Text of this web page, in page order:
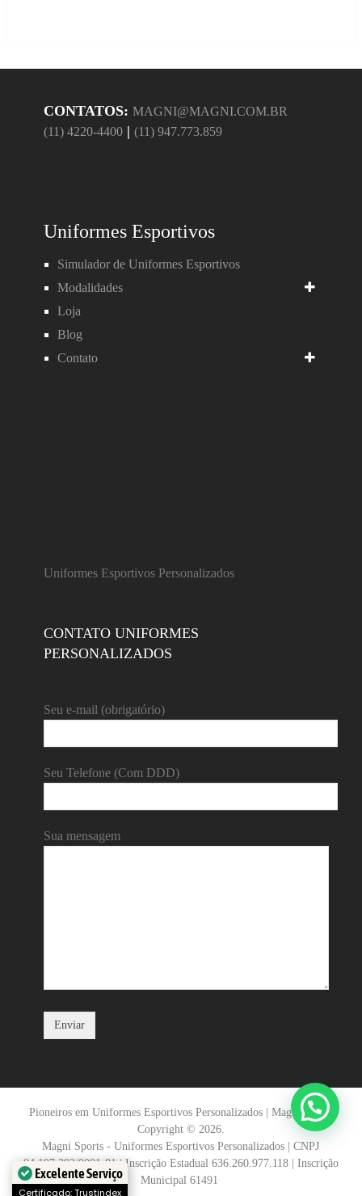
CONTATOS: MAGNI@MAGNI.COM.BR
(11) 4220-4400| (11) 947.773.859
Uniformes Esportivos
Simulador de Uniformes Esportivos
Modalidades
Loja
Blog
Contato
Uniformes Esportivos Personalizados
CONTATO UNIFORMES
PERSONALIZADOS
Seu e-mail (obrigatório)
Seu Telefone (Com DDD)
Sua mensagem
Pioneiros em Uniformes Esportivos Personalizados | Magni Sports
Copyright © 2026.
Magni Sports - Uniformes Esportivos Personalizados | CNPJ
04.197.392/0001-81 | Inscrição Estadual 636.260.977.118 | Inscrição
Municipal 61491
Excelente Serviço
Certificado: Trustindex